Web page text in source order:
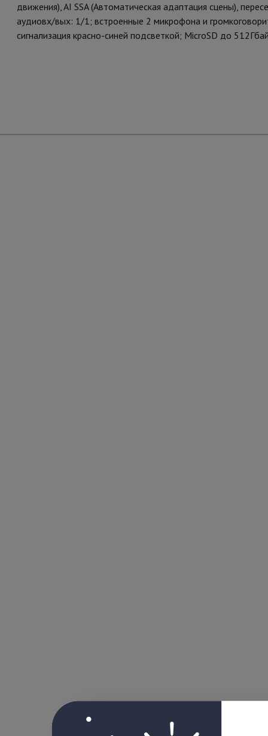
движения), AI SSA (Автоматическая адаптация сцены),
аудиовх/вых: 1/1; встроенные 2 микрофона и
сигнализация красно-синей подсветкой; MicroSD до